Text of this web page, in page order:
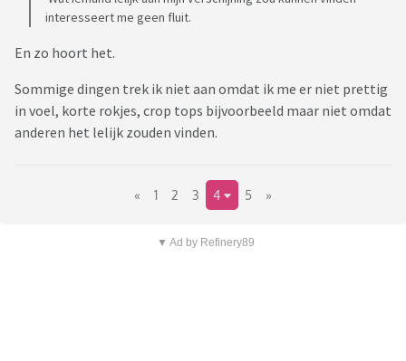
interesseert me geen fluit.
En zo hoort het.
Sommige dingen trek ik niet aan omdat ik me er niet prettig
in voel, korte rokjes, crop tops bijvoorbeeld maar niet omdat
anderen het lelijk zouden vinden.
« 1 2 3 4 5 »
▼ Ad by Refinery89